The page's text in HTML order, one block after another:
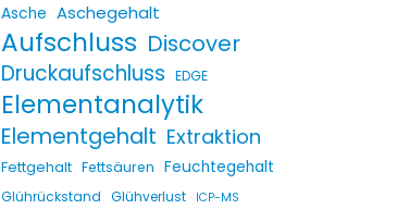
Asche Aschegehalt
Aufschluss Discover
Druckaufschluss EDGE
Elementanalytik
Elementgehalt Extraktion
Fettgehalt Fettsäuren Feuchtegehalt
Glührückstand Glühverlust ICP-MS